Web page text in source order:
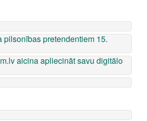
pilsonības pretendentiem 15.
aicina apliecināt savu digitālo